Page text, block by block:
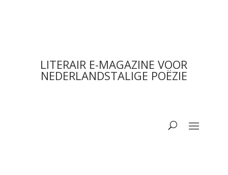
LITERAIR E-MAGAZINE VOOR
NEDERLANDSTALIGE POËZIE